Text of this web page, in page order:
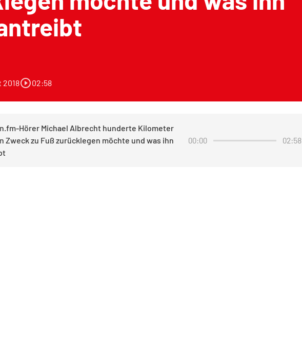
2018play_circle_outline02:58
Hörer Michael Albrecht hunderte Kilometer
Zweck zu Fuß zurücklegen möchte und was ihn
00:00 02:58